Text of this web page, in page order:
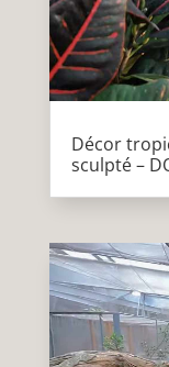
Décor
sculpté –